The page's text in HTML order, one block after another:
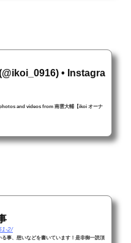
• Instagra
and videos from 南雲大輔【ikoi オーナ
2/
事、想いなどを書いています！是非御一読頂